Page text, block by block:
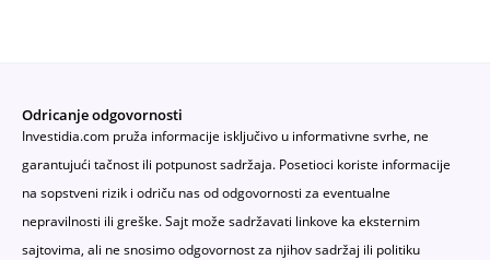
Odricanje odgovornosti
Investidia.com pruža informacije isključivo u informativne svrhe, ne
garantujući tačnost ili potpunost sadržaja. Posetioci koriste informacije
na sopstveni rizik i odriču nas od odgovornosti za eventualne
nepravilnosti ili greške. Sajt može sadržavati linkove ka eksternim
sajtovima, ali ne snosimo odgovornost za njihov sadržaj ili politiku